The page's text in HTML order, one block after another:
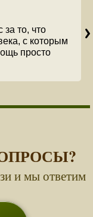
то, что
с которым
просто
и мы ответим